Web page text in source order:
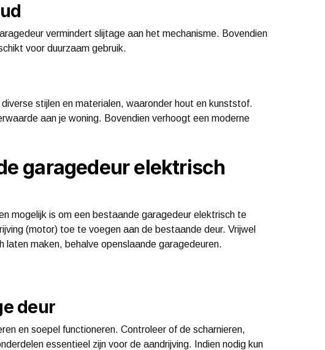
vermindert slijtage aan het mechanisme. Bovendien
voor duurzaam gebruik.
stijlen en materialen, waaronder hout en kunststof.
aan je woning. Bovendien verhoogt een moderne
garagedeur elektrisch
mogelijk is om een bestaande garagedeur elektrisch te
(motor) toe te voegen aan de bestaande deur. Vrijwel
laten maken, behalve openslaande garagedeuren.
deur
en soepel functioneren. Controleer of de scharnieren,
essentieel zijn voor de aandrijving. Indien nodig kun